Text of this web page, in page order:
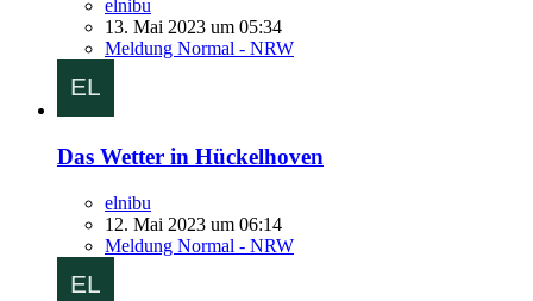
elnibu
13. Mai 2023 um 05:34
Meldung Normal - NRW
Das Wetter in Hückelhoven
elnibu
12. Mai 2023 um 06:14
Meldung Normal - NRW